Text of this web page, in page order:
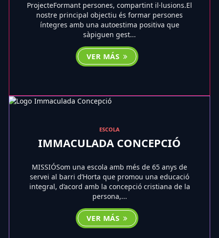
ProjecteFormant persones, compartint il·lusions.El
nostre principal objectiu és formar persones
íntegres amb una autoestima positiva que
sàpiguen gest...
VER MÁS
ESCOLA
IMMACULADA CONCEPCIÓ
MISSIÓSom una escola amb més de 65 anys de
servei al barri d’Horta que promou una educació
integral, d’acord amb la concepció cristiana de la
persona,...
VER MÁS